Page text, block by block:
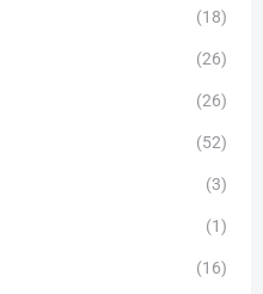
(18)
(26)
(26)
(52)
(3)
(1)
(16)